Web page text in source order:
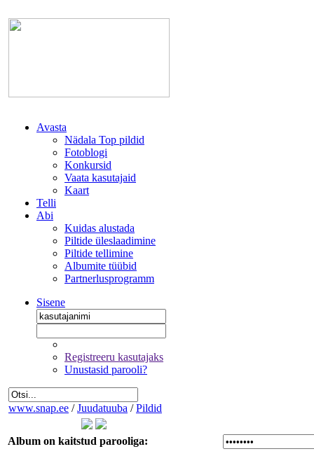
Avasta
Nädala Top pildid
Fotoblogi
Konkursid
Vaata kasutajaid
Kaart
Telli
Abi
Kuidas alustada
Piltide üleslaadimine
Piltide tellimine
Albumite tüübid
Partnerlusprogramm
Sisene
Registreeru kasutajaks
Unustasid parooli?
www.snap.ee / Juudatuuba / Pildid
Album on kaitstud parooliga: